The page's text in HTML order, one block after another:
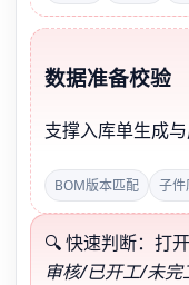
数据准备校验
支撑入库单生成
BOM版本匹配 子件
🔍 快速判断：打
审核/已开工/未完